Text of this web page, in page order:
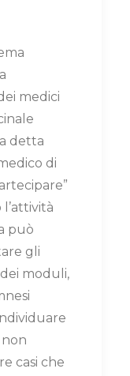
medici
detta
di
può
gli
moduli,
casi che